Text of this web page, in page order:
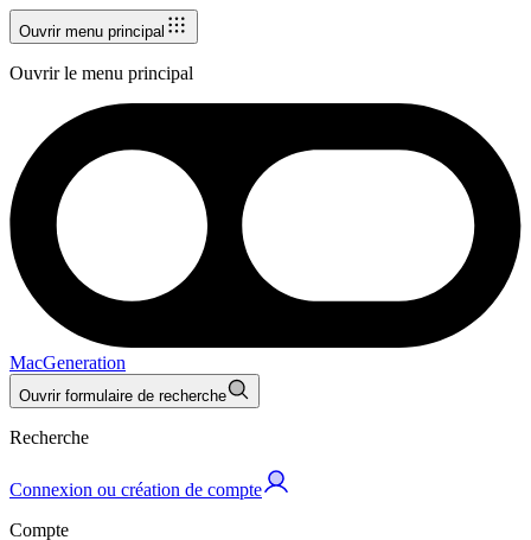
Ouvrir menu principal
Ouvrir le menu principal
MacGeneration
Ouvrir formulaire de recherche
Recherche
Connexion ou création de compte
Compte